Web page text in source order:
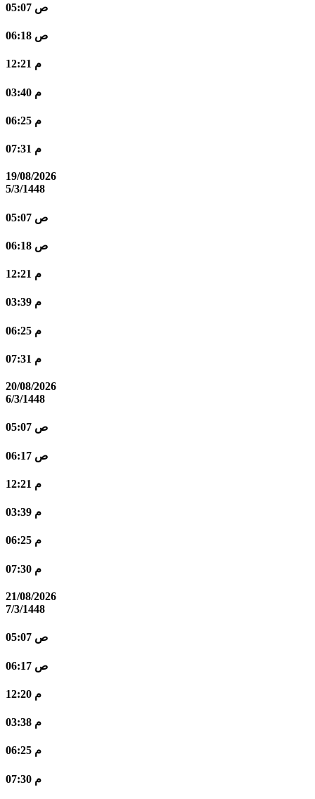
05:07 ص
06:18 ص
12:21 م
03:40 م
06:25 م
07:31 م
19/08/2026
5/3/1448
05:07 ص
06:18 ص
12:21 م
03:39 م
06:25 م
07:31 م
20/08/2026
6/3/1448
05:07 ص
06:17 ص
12:21 م
03:39 م
06:25 م
07:30 م
21/08/2026
7/3/1448
05:07 ص
06:17 ص
12:20 م
03:38 م
06:25 م
07:30 م